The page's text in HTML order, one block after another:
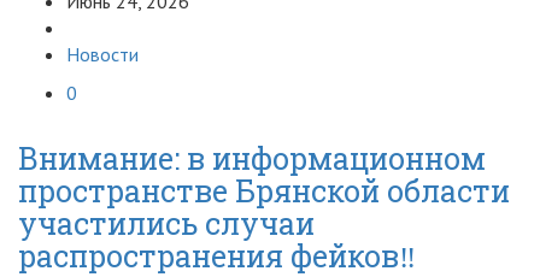
Новости
0
Внимание: в информационном
пространстве Брянской области
участились случаи
распространения фейков‼️